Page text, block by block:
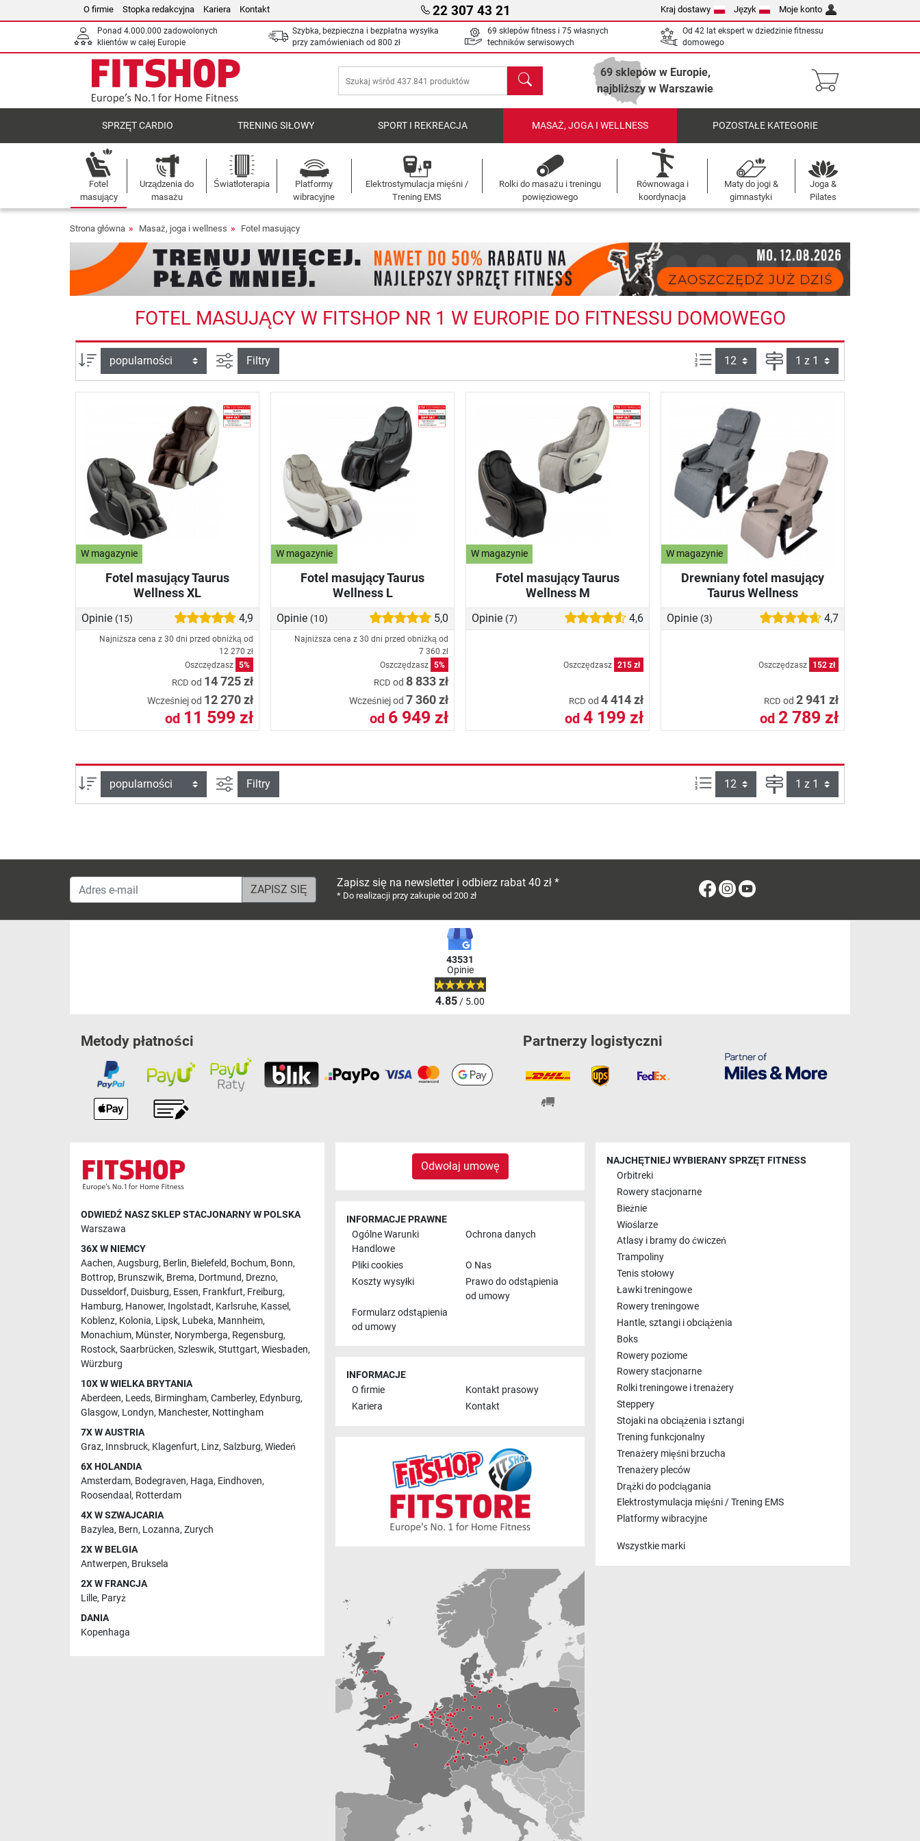
O firmie Stopka redakcyjna Kariera Kontakt 22 307 43 21 Kraj dostawy Język Moje konto
Ponad 4.000.000 zadowolonych
klientów w całej Europie
Szybka, bezpieczna i bezpłatna wysyłka
przy zamówieniach od 800 zł
69 sklepów fitness i 75 własnych
techników serwisowych
Od 42 lat ekspert w dziedzinie fitnessu
domowego
Szukaj
69 sklepów w Europie,
najbliższy w Warszawie
SPRZĘT CARDIO TRENING SIŁOWY SPORT I REKREACJA MASAŻ, JOGA I WELLNESS POZOSTAŁE KATEGORIE
Fotel
masujący
Urządzenia do
masażu
Światłoterapia
Platformy
wibracyjne
Elektrostymulacja mięśni /
Trening EMS
Rolki do masażu i treningu
powięziowego
Równowaga i
koordynacja
Maty do jogi &
gimnastyki
Joga &
Pilates
Strona główna Masaż, joga i wellness Fotel masujący
FOTEL MASUJĄCY W FITSHOP NR 1 W EUROPIE DO FITNESSU DOMOWEGO
sortuj wg: Filtruj widok
Filtry Ilości produktów na stronie:
Strona
W magazynie
Fotel masujący Taurus
Wellness XL
Opinie (15) 4,9
Najniższa cena z 30 dni przed obniżką od
12 270 zł
Oszczędzasz 5%
RCD od 14 725 zł
Wcześniej od 12 270 zł
od 11 599 zł
W magazynie
Fotel masujący Taurus
Wellness L
Opinie (10) 5,0
Najniższa cena z 30 dni przed obniżką od
7 360 zł
Oszczędzasz 5%
RCD od 8 833 zł
Wcześniej od 7 360 zł
od 6 949 zł
W magazynie
Fotel masujący Taurus
Wellness M
Opinie (7) 4,6
Oszczędzasz 215 zł
RCD od 4 414 zł
od 4 199 zł
W magazynie
Drewniany fotel masujący
Taurus Wellness
Opinie (3) 4,7
Oszczędzasz 152 zł
RCD od 2 941 zł
od 2 789 zł
sortuj wg: Filtruj widok
Filtry Ilości produktów na stronie:
Strona
Adres e-mail Zapisz się na newsletter i odbierz rabat 40 zł *
* Do realizacji przy zakupie od 200 zł
FacebookInstagram
43531
Opinie
4.85/ 5.00
Metody płatności Partnerzy logistyczni
ODWIEDŹ NASZ SKLEP STACJONARNY W POLSKA
Warszawa
36X W NIEMCY
Aachen, Augsburg, Berlin, Bielefeld, Bochum, Bonn,
Bottrop, Brunszwik, Brema, Dortmund, Drezno,
Dusseldorf, Duisburg, Essen, Frankfurt, Freiburg,
Hamburg, Hanower, Ingolstadt, Karlsruhe, Kassel,
Koblenz, Kolonia, Lipsk, Lubeka, Mannheim,
Monachium, Münster, Norymberga, Regensburg,
Rostock, Saarbrücken, Szleswik, Stuttgart, Wiesbaden,
Würzburg
10X W WIELKA BRYTANIA
Aberdeen, Leeds, Birmingham, Camberley, Edynburg,
Glasgow, Londyn, Manchester, Nottingham
7X W AUSTRIA
Graz, Innsbruck, Klagenfurt, Linz, Salzburg, Wiedeń
6X HOLANDIA
Amsterdam, Bodegraven, Haga, Eindhoven,
Roosendaal , Rotterdam
4X W SZWAJCARIA
Bazylea, Bern, Lozanna, Zurych
2X W BELGIA
Antwerpen, Bruksela
2X W FRANCJA
Lille, Paryż
DANIA
Kopenhaga
Odwołaj umowę
INFORMACJE PRAWNE
Ogólne Warunki
Handlowe
Ochrona danych
Pliki cookies
O Nas
Koszty wysyłki
Prawo do odstąpienia
od umowy
Formularz odstąpienia
od umowy
INFORMACJE
O firmie
Kontakt prasowy
Kariera
Kontakt
NAJCHĘTNIEJ WYBIERANY SPRZĘT FITNESS
Orbitreki
Rowery stacjonarne
Bieżnie
Wioślarze
Atlasy i bramy do ćwiczeń
Trampoliny
Tenis stołowy
Ławki treningowe
Rowery treningowe
Hantle, sztangi i obciążenia
Boks
Rowery poziome
Rowery stacjonarne
Rolki treningowe i trenażery
Steppery
Stojaki na obciążenia i sztangi
Trening funkcjonalny
Trenażery mięśni brzucha
Trenażery pleców
Drążki do podciągania
Elektrostymulacja mięśni / Trening EMS
Platformy wibracyjne
Wszystkie marki